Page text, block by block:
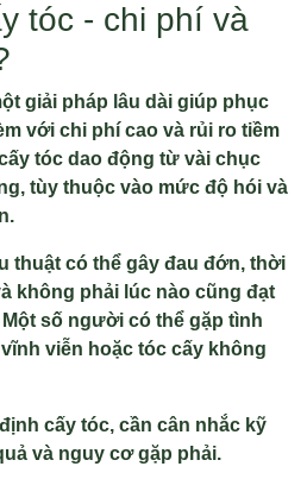
tóc - chi phí và
giải pháp lâu dài giúp phục
với chi phí cao và rủi ro tiềm
tóc dao động từ vài chục
tùy thuộc vào mức độ hói và
thuật có thể gây đau đớn, thời
không phải lúc nào cũng đạt
số người có thể gặp tình
viễn hoặc tóc cấy không
cấy tóc, cần cân nhắc kỹ
và nguy cơ gặp phải.